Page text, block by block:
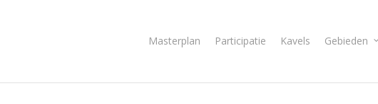
Masterplan Participatie Kavels Gebieden